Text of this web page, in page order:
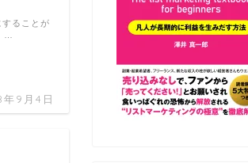
年9月4日
ることが
…